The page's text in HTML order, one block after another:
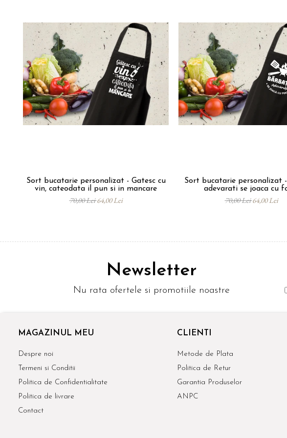
Sort bucatarie personalizat - Gatesc cu
vin, cateodata il pun si in mancare
70,00 Lei64,00 Lei
Sort bucatarie personalizat
adevarati se joaca cu
70,00 Lei64,00 Lei
Newsletter
Nu rata ofertele si promotiile noastre
MAGAZINUL MEU
Despre noi
Termeni si Conditii
Politica de Confidentialitate
Politica de livrare
Contact
CLIENTI
Metode de Plata
Politica de Retur
Garantia Produselor
ANPC